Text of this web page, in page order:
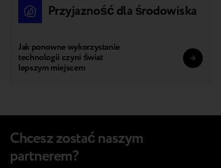
Przyjazność dla środowiska
Jak ponowne wykorzystanie
technologii czyni świat
lepszym miejscem
Chcesz zostać naszym
partnerem?